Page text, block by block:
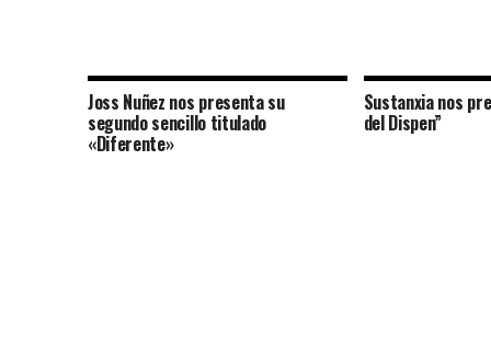
Joss Nuñez nos presenta su
segundo sencillo titulado
«Diferente»
Sustanxia nos
del Dispen”